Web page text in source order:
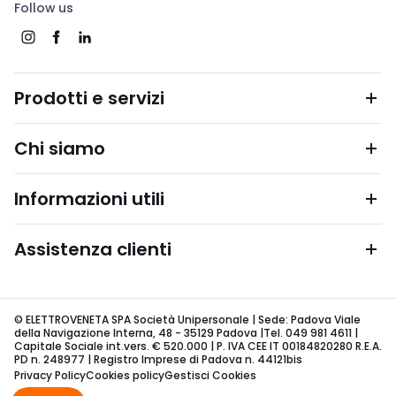
Follow us
Prodotti e servizi
Chi siamo
Informazioni utili
Assistenza clienti
© ELETTROVENETA SPA Società Unipersonale | Sede: Padova Viale
della Navigazione Interna, 48 - 35129 Padova |Tel. 049 981 4611 |
Capitale Sociale int.vers. € 520.000 | P. IVA CEE IT 00184820280 R.E.A.
PD n. 248977 | Registro Imprese di Padova n. 44121bis
Privacy PolicyCookies policyGestisci Cookies